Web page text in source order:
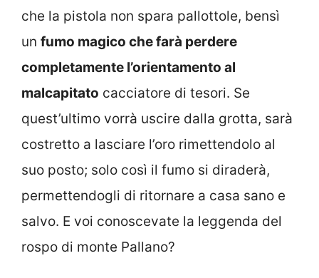
che la pistola non spara pallottole, bensì
un fumo magico che farà perdere
completamente l’orientamento al
malcapitato cacciatore di tesori. Se
quest’ultimo vorrà uscire dalla grotta, sarà
costretto a lasciare l’oro rimettendolo al
suo posto; solo così il fumo si diraderà,
permettendogli di ritornare a casa sano e
salvo. E voi conoscevate la leggenda del
rospo di monte Pallano?